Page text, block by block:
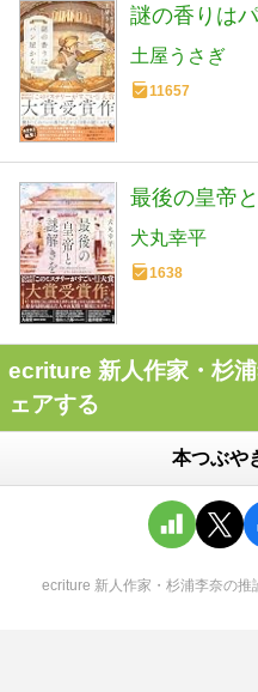
謎の香りは
土屋うさぎ
11657
最後の皇帝
犬丸幸平
1638
ecriture 新人作家・杉
ェアする
本つぶや
ecriture 新人作家・杉浦李奈の推